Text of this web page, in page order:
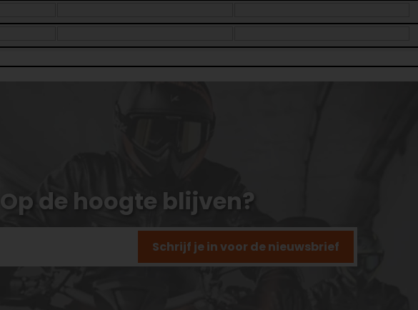
Op de hoogte blijven?
Schrijf je in voor de nieuwsbrief